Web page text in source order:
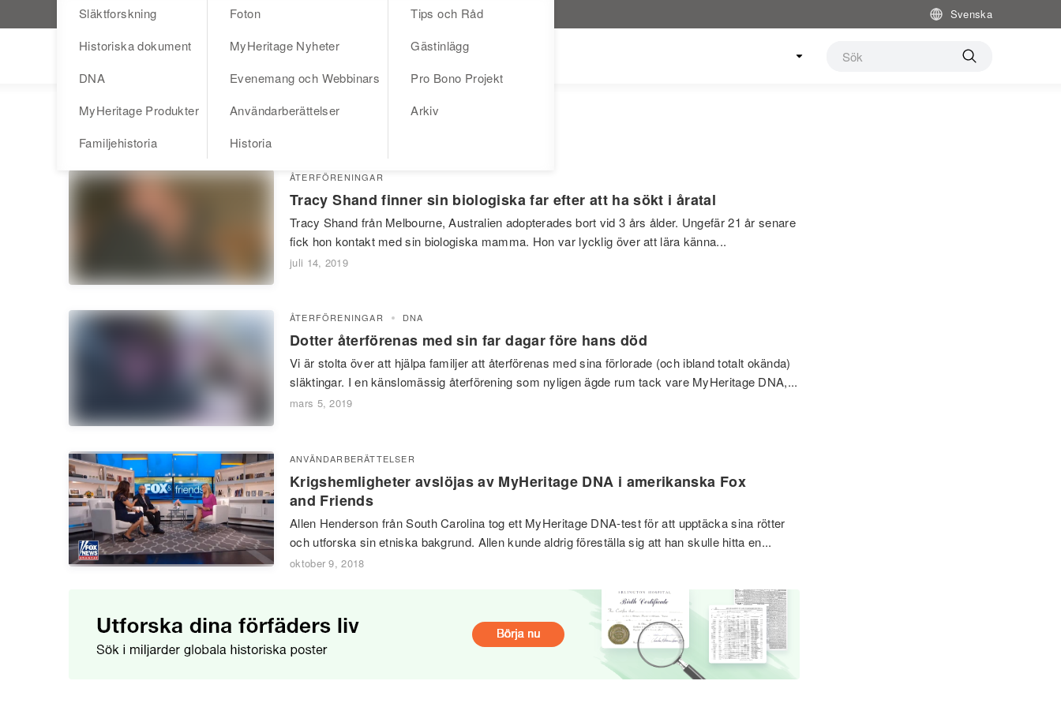
Besök MyHeritage.se Svenska
Blog
Släktforskning
Historiska dokument
DNA
MyHeritage Produkter
Familjehistoria
Foton
MyHeritage Nyheter
Evenemang och Webbinars
Användarberättelser
Historia
Tips och Råd
Gästinlägg
Pro Bono Projekt
Arkiv
familjeåterföreningar
ÅTERFÖRENINGAR
Tracy Shand finner sin biologiska far efter att ha sökt i åratal
Tracy Shand från Melbourne, Australien adopterades bort vid 3 års ålder. Ungefär 21 år senare
fick hon kontakt med sin biologiska mamma. Hon var lycklig över att lära känna...
juli 14, 2019
ÅTERFÖRENINGAR DNA
Dotter återförenas med sin far dagar före hans död
Vi är stolta över att hjälpa familjer att återförenas med sina förlorade (och ibland totalt okända)
släktingar. I en känslomässig återförening som nyligen ägde rum tack vare MyHeritage DNA,...
mars 5, 2019
ANVÄNDARBERÄTTELSER
Krigshemligheter avslöjas av MyHeritage DNA i amerikanska Fox
and Friends
Allen Henderson från South Carolina tog ett MyHeritage DNA-test för att upptäcka sina rötter
och utforska sin etniska bakgrund. Allen kunde aldrig föreställa sig att han skulle hitta en...
oktober 9, 2018